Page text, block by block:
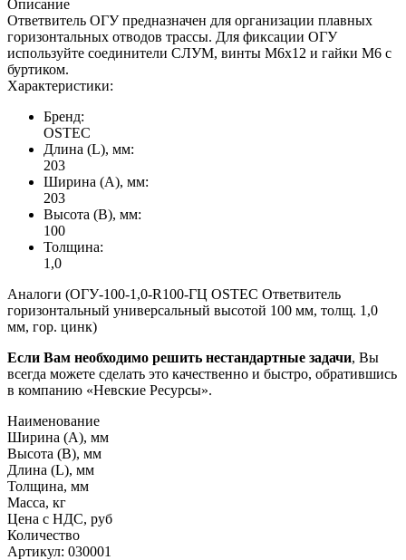
Описание
Ответвитель ОГУ предназначен для организации плавных
горизонтальных отводов трассы. Для фиксации ОГУ
используйте соединители СЛУМ, винты М6х12 и гайки М6 с
буртиком.
Характеристики:
Бренд:
OSTEC
Длина (L), мм:
203
Ширина (А), мм:
203
Высота (В), мм:
100
Толщина:
1,0
Аналоги (ОГУ-100-1,0-R100-ГЦ OSTEC Ответвитель
горизонтальный универсальный высотой 100 мм, толщ. 1,0
мм, гор. цинк)
Если Вам необходимо решить нестандартные задачи, Вы
всегда можете сделать это качественно и быстро, обратившись
в компанию «Невские Ресурсы».
Наименование
Ширина (А), мм
Высота (В), мм
Длина (L), мм
Толщина, мм
Масса, кг
Цена с НДС, руб
Количество
Артикул: 030001